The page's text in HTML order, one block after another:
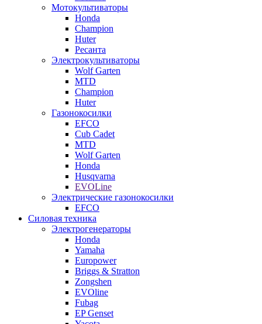
Мотокультиваторы
Honda
Champion
Huter
Ресанта
Электрокультиваторы
Wolf Garten
MTD
Champion
Huter
Газонокосилки
EFCO
Cub Cadet
MTD
Wolf Garten
Honda
Husqvarna
EVOLine
Электрические газонокосилки
EFCO
Силовая техника
Электрогенераторы
Honda
Yamaha
Europower
Briggs & Stratton
Zongshen
EVOline
Fubag
EP Genset